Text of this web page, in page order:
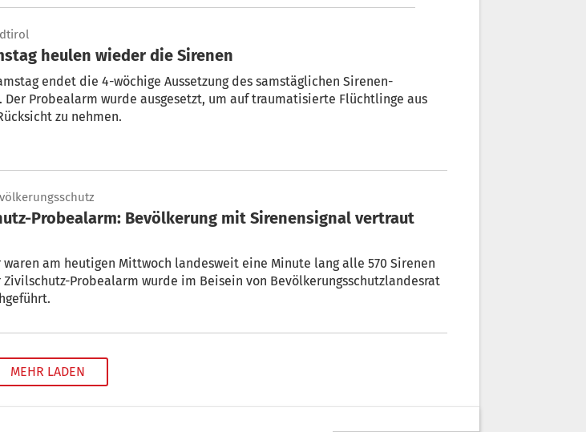
heulen wieder die Sirenen
endet die 4-wöchige Aussetzung des samstäglichen Sirenen-
Der Probealarm wurde ausgesetzt, um auf traumatisierte Flüchtlinge aus
zu nehmen.
waren am heutigen Mittwoch landesweit eine Minute lang alle 570 Sirenen
Zivilschutz-Probealarm wurde im Beisein von Bevölkerungsschutzlandesrat
MEHR LADEN